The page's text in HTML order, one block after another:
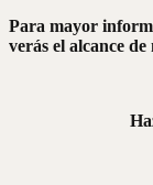
Para mayor
verás el alcance